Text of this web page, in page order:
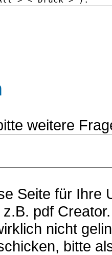
weitere
Seite für Ihre
pdf Creator.
nicht
bitte